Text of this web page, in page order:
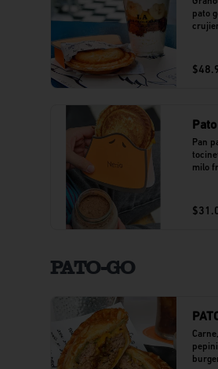
pato
Pan
milo
PATO-GO